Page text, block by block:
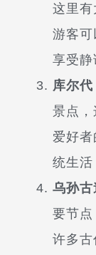
这里有
游客可
享受静
库尔代
景点
爱好
统生活
乌孙古
要节
许多